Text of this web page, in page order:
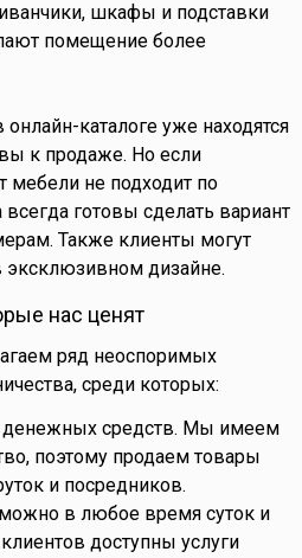
шкафы и подставки
помещение более
каталоге уже находятся
к продаже. Но если
мебели не подходит по
готовы сделать вариант
Также клиенты могут
эксклюзивном дизайне.
нас ценят
ряд неоспоримых
среди которых:
средств. Мы имеем
поэтому продаем товары
и посредников.
в любое время суток и
доступны услуги